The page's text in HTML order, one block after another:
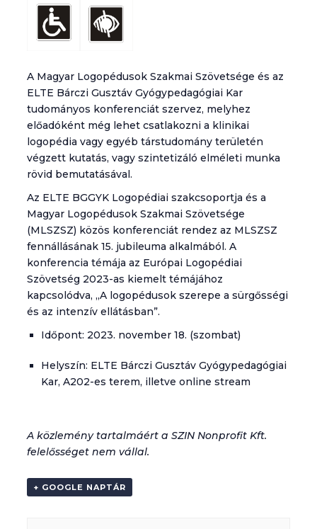
A Magyar Logopédusok Szakmai Szövetsége és az
ELTE Bárczi Gusztáv Gyógypedagógiai Kar
tudományos konferenciát szervez, melyhez
előadóként még lehet csatlakozni a klinikai
logopédia vagy egyéb társtudomány területén
végzett kutatás, vagy szintetizáló elméleti munka
rövid bemutatásával.
Az ELTE BGGYK Logopédiai szakcsoportja és a
Magyar Logopédusok Szakmai Szövetsége
(MLSZSZ) közös konferenciát rendez az MLSZSZ
fennállásának 15. jubileuma alkalmából. A
konferencia témája az Európai Logopédiai
Szövetség 2023-as kiemelt témájához
kapcsolódva, „A logopédusok szerepe a sürgősségi
és az intenzív ellátásban”.
Időpont: 2023. november 18. (szombat)
Helyszín: ELTE Bárczi Gusztáv Gyógypedagógiai
Kar, A202-es terem, illetve online stream
A közlemény tartalmáért a SZIN Nonprofit Kft.
felelősséget nem vállal.
+ GOOGLE NAPTÁR